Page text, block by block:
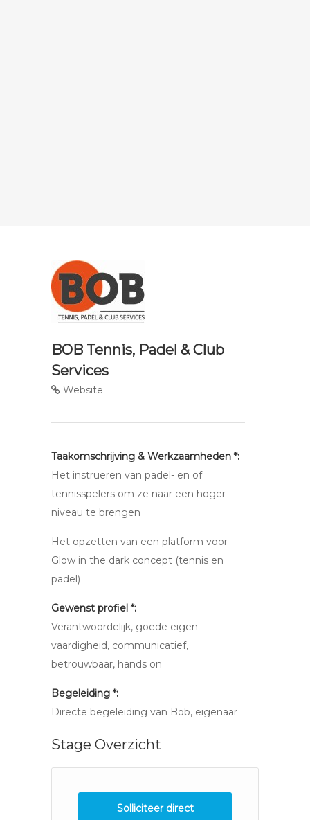
BOB Tennis, Padel & Club
Services
Website
Taakomschrijving & Werkzaamheden *:
Het instrueren van padel- en of
tennisspelers om ze naar een hoger
niveau te brengen
Het opzetten van een platform voor
Glow in the dark concept (tennis en
padel)
Gewenst profiel *:
Verantwoordelijk, goede eigen
vaardigheid, communicatief,
betrouwbaar, hands on
Begeleiding *:
Directe begeleiding van Bob, eigenaar
Stage Overzicht
Solliciteer direct